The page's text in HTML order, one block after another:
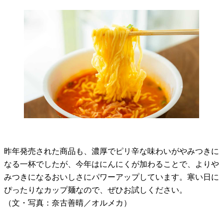
昨年発売された商品も、濃厚でピリ辛な味わいがやみつきに
なる一杯でしたが、今年はにんにくが加わることで、よりや
みつきになるおいしさにパワーアップしています。寒い日に
ぴったりなカップ麺なので、ぜひお試しください。
（文・写真：奈古善晴／オルメカ）